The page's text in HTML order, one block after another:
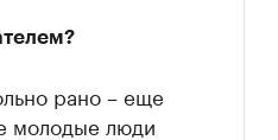
рано – еще
молодые люди